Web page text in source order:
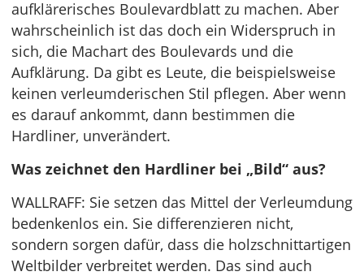
aufklärerisches Boulevardblatt zu machen. Aber
wahrscheinlich ist das doch ein Widerspruch in
sich, die Machart des Boulevards und die
Aufklärung. Da gibt es Leute, die beispielsweise
keinen verleumderischen Stil pflegen. Aber wenn
es darauf ankommt, dann bestimmen die
Hardliner, unverändert.
Was zeichnet den Hardliner bei „Bild“ aus?
WALLRAFF: Sie setzen das Mittel der Verleumdung
bedenkenlos ein. Sie differenzieren nicht,
sondern sorgen dafür, dass die holzschnittartigen
Weltbilder verbreitet werden. Das sind auch